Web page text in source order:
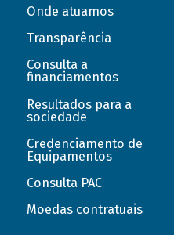
Onde atuamos
Transparência
Consulta a
financiamentos
Resultados para a
sociedade
Credenciamento de
Equipamentos
Consulta PAC
Moedas contratuais